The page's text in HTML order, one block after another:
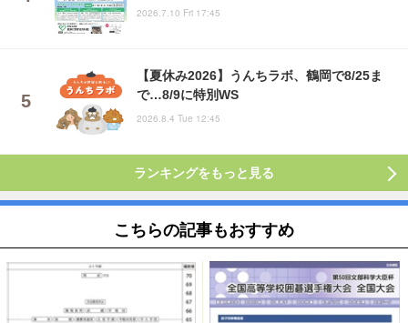
2026.7.10 Fri 17:45
【夏休み2026】うんちラボ、鶴岡で8/25ま
で…8/9に特別WS
2026.8.4 Tue 12:45
ランキングをもっと見る
こちらの記事もおすすめ